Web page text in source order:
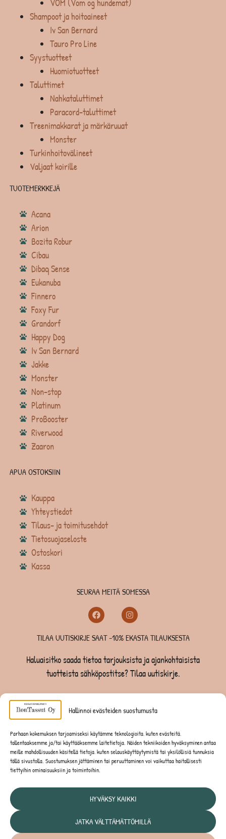
Hallinnoi evästeiden suostumusta
Parhaan kokemuksen tarjoamiseksi käytämme teknologioita, kuten evästeitä,
tallentaaksemme ja/tai käyttääksemme laitetietoja. Näiden tekniikoiden hyväksyminen antaa
meille mahdollisuuden käsitellä tietoja, kuten selauskäyttäytymistä tai yksilöllisiä tunnuksia
tällä sivustolla. Suostumuksen jättäminen tai peruuttaminen voi vaikuttaa haitallisesti
tiettyihin ominaisuuksiin ja toimintoihin.
HYVÄKSY KAIKKI
JATKA VÄLTTÄMÄTTÖMILLÄ
VOM (Vom og hundemat)
Shampoot ja hoitoaineet
Iv San Bernard
Tauro Pro Line
Syystuotteet
Huomiotuotteet
Taluttimet
Nahkataluttimet
Paracord-taluttimet
Treenimakkarat ja märkäruuat
Monster
Turkinhoitovälineet
Valjaat koirille
TUOTEMERKKEJÄ
Acana
Arion
Bozita Robur
Cibau
Dibaq Sense
Eukanuba
Finnero
Foxy Fur
Grandorf
Happy Dog
Iv San Bernard
Jakke
Monster
Non-stop
Platinum
ProBooster
Riverwood
Zaaron
APUA OSTOKSIIN
Kauppa
Yhteystiedot
Tilaus- ja toimitusehdot
Tietosuojaseloste
Ostoskori
Kassa
SEURAA MEITÄ SOMESSA
TILAA UUTISKIRJE SAAT -10% EKASTA TILAUKSESTA
Haluaisitko saada tietoa tarjouksista ja ajankohtaisista
tuotteista sähköpostitse? Tilaa uutiskirje.
TILAA UUTISKIRJE -SAAT -10% EKASTA TILAUKSESTA
KISSOILLE
JYRSIJÖILLE